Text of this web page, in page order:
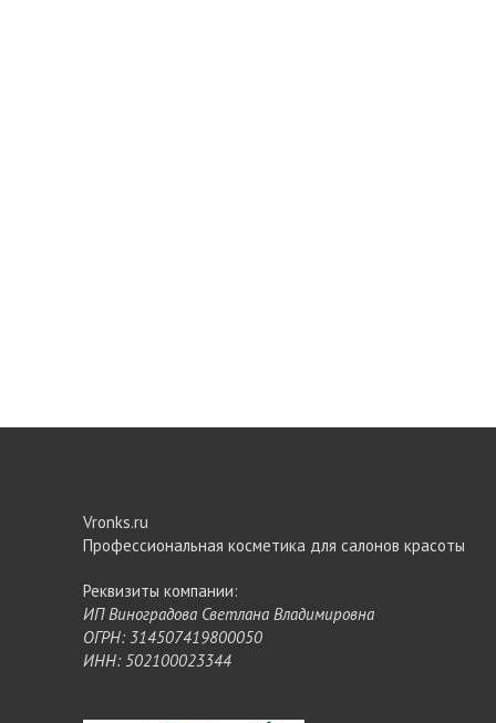
Vronks.ru
Профессиональная косметика для салонов красоты
Реквизиты компании:
ИП Виноградова Светлана Владимировна
ОГРН: 314507419800050
ИНН: 502100023344